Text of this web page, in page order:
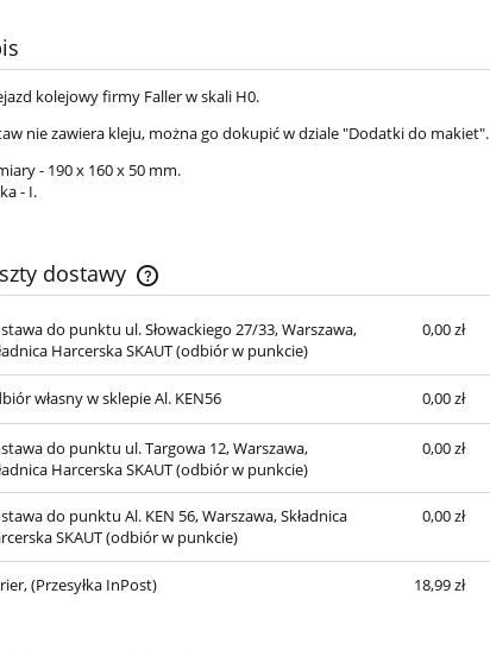
kolejowy firmy Faller w skali H0.
nie zawiera kleju, można go dokupić w dziale "Dodatki do makiet".
- 190 x 160 x 50 mm.
- I.
dostawy
Cena nie zawiera ewentualnych kosztów
płatności
do punktu ul. Słowackiego 27/33, Warszawa,
Harcerska SKAUT(odbiór w punkcie)
0,00 zł
własny w sklepie Al. KEN56 0,00 zł
do punktu ul. Targowa 12, Warszawa,
Harcerska SKAUT(odbiór w punkcie)
0,00 zł
do punktu Al. KEN 56, Warszawa, Składnica
SKAUT(odbiór w punkcie)
0,00 zł
(Przesyłka InPost) 18,99 zł